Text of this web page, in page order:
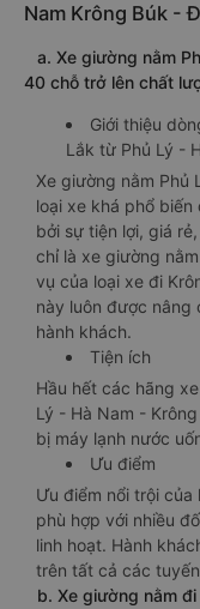
Nam Krông Búk -
a. Xe giường nằm
40 chỗ trở lên chất
Giới thiệu
Lắk từ Phủ Lý -
Xe giường nằm Phủ
loại xe khá phổ
bởi sự tiện lợi, giá
chỉ là xe giường
vụ của loại xe đi
này luôn được
hành khách.
Tiện ích
Hầu hết các hãng
Lý - Hà Nam -
bị máy lạnh nước
Ưu điểm
Ưu điểm nổi trội của
phù hợp với nhiều
linh hoạt. Hành
trên tất cả các
b. Xe giường nằm